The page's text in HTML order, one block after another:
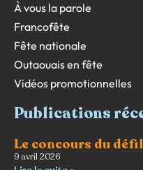
À vous la parole
Francofête
Fête nationale
Outaouais en fête
Vidéos promotionnelles
Publications
Le concours du
9 avril 2026